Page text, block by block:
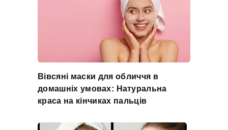
Вівсяні маски для обличчя в
домашніх умовах: Натуральна
краса на кінчиках пальців